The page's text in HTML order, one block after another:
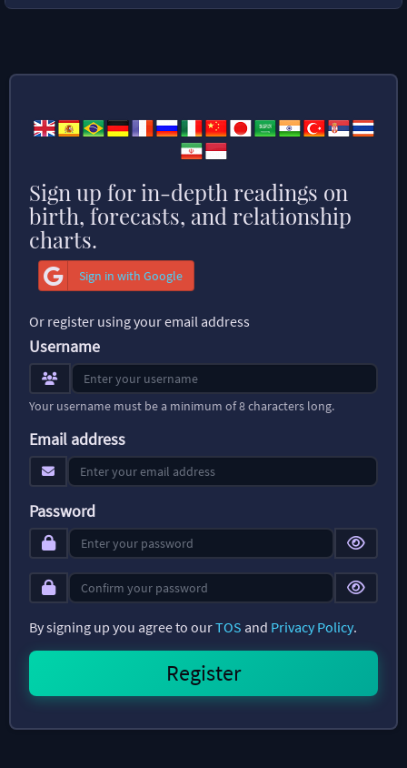
Sign up for in-depth readings on
birth, forecasts, and relationship
charts.
Sign in with Google
Or register using your email address
Username
Your username must be a minimum of 8 characters long.
Email address
Password
By signing up you agree to ourTOS and Privacy Policy.